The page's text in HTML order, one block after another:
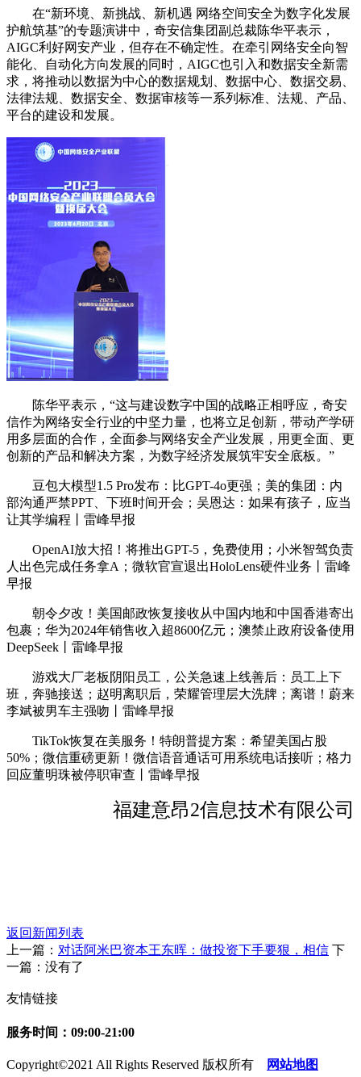
在“新环境、新挑战、新机遇 网络空间安全为数字化发展
护航筑基”的专题演讲中，奇安信集团副总裁陈华平表示，
AIGC利好网安产业，但存在不确定性。在牵引网络安全向智
能化、自动化方向发展的同时，AIGC也引入和数据安全新需
求，将推动以数据为中心的数据规划、数据中心、数据交易、
法律法规、数据安全、数据审核等一系列标准、法规、产品、
平台的建设和发展。
陈华平表示，“这与建设数字中国的战略正相呼应，奇安
信作为网络安全行业的中坚力量，也将立足创新，带动产学研
用多层面的合作，全面参与网络安全产业发展，用更全面、更
创新的产品和解决方案，为数字经济发展筑牢安全底板。”
豆包大模型1.5 Pro发布：比GPT-4o更强；美的集团：内
部沟通严禁PPT、下班时间开会；吴恩达：如果有孩子，应当
让其学编程丨雷峰早报
OpenAI放大招！将推出GPT-5，免费使用；小米智驾负责
人出色完成任务拿A；微软官宣退出HoloLens硬件业务丨雷峰
早报
朝令夕改！美国邮政恢复接收从中国内地和中国香港寄出
包裹；华为2024年销售收入超8600亿元；澳禁止政府设备使用
DeepSeek丨雷峰早报
游戏大厂老板阴阳员工，公关急速上线善后：员工上下
班，奔驰接送；赵明离职后，荣耀管理层大洗牌；离谱！蔚来
李斌被男车主强吻丨雷峰早报
TikTok恢复在美服务！特朗普提方案：希望美国占股
50%；微信重磅更新！微信语音通话可用系统电话接听；格力
回应董明珠被停职审查丨雷峰早报
福建意昂2信息技术有限公司
返回新闻列表
上一篇： 对话阿米巴资本王东晖：做投资下手要狠，相信 下
一篇：没有了
友情链接
服务时间：09:00-21:00
Copyright©2021 All Rights Reserved 版权所有 网站地图